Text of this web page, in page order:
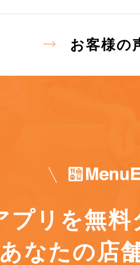
お客様の
プリを無料
あなたの店